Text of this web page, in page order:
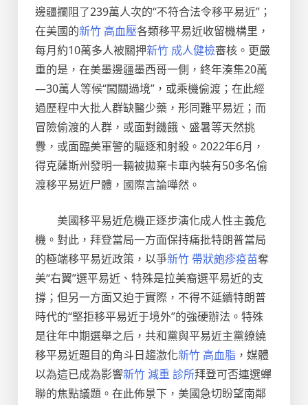
邊疆攔阻了239萬人次的“不符合法令移平易近”；
在美國的新竹 高血壓各類移平易近收留機構里，
每月約10萬多人被關押新竹 成人健檢審核。更嚴
重的是，在美墨邊疆墨西哥一側，終年湊集20萬
—30萬人等候“闖關過境”，或乘機偷渡；在此經
過歷程中大批人群缺醫少藥，形同難平易近；而
冒險偷渡的人群，或面對饑餓、盛暑等天然挑
釁，或面臨美軍警的驅逐和射殺。2022年6月，
得克薩斯州發明一輛被拋棄卡車內裝有50多名偷
渡移平易近尸體，國際言論嘩然。
美國移平易近危機正逐步演化成人性主義危
機。對此，拜登當局一方面保持痛批特朗普當局
的極端移平易近政策，以爭新竹 帶狀皰疹疫苗奪
美“右翼”選平易近、特殊是拉美裔選平易近的支
撐；但另一方面又迫于實際，不得不延續特朗普
時代的“堅拒移平易近于境外”的強硬辦法。特殊
是往年中期選舉之后，共和黨與平易近主黨繚繞
移平易近題目的角斗日趨激化新竹 高血脂 ，媒體
以為這已成為影響新竹 減重 診所拜登可否連選蟬
聯的焦點議題。在此佈景下，美國急切盼望南鄰